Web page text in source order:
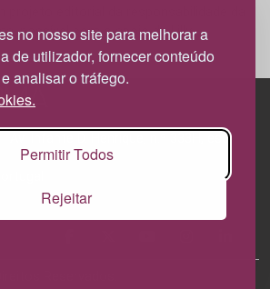
no nosso site para melhorar a
de utilizador, fornecer conteúdo
analisar o tráfego.
Permitir Todos
Rejeitar
possível com o apoio da Lilly.
| Av. Infante D. Henrique, n.º 333H, esc.